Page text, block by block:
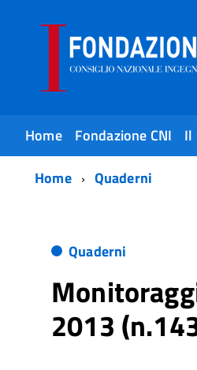
Home Fondazione CNI Il
Home
Quaderni
Quaderni
2013